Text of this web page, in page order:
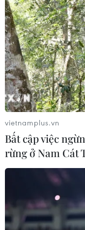
vietnamplus.vn
Bất cập việc
rừng ở Nam Cát